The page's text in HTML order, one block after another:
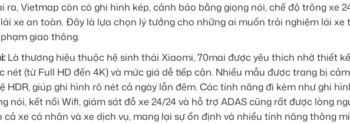
ra, Vietmap còn có ghi hình kép, cảnh báo bằng giọng nói, chế độ trông xe
xe an toàn. Đây là lựa chọn lý tưởng cho những ai muốn trải nghiệm lái xe
giao thông.
Là thương hiệu thuộc hệ sinh thái Xiaomi, 70mai được yêu thích nhờ thiết
nét (từ Full HD đến 4K) và mức giá dễ tiếp cận. Nhiều mẫu được trang bị
HDR, giúp ghi hình rõ nét cả ngày lẫn đêm. Các tính năng đi kèm như ghi
nói, kết nối Wifi, giám sát đỗ xe 24/24 và hỗ trợ ADAS cũng rất được lòng
xe cá nhân và xe dịch vụ, mang lại sự ổn định và nhiều tính năng thông